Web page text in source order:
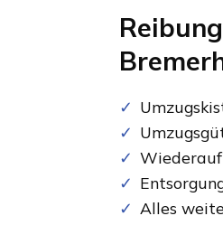
Alles